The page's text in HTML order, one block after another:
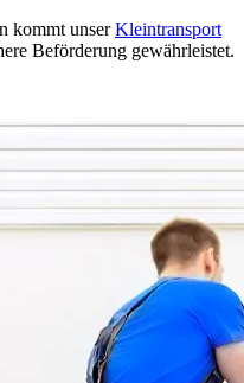
kommt unserKleintransport
Beförderung gewährleistet.